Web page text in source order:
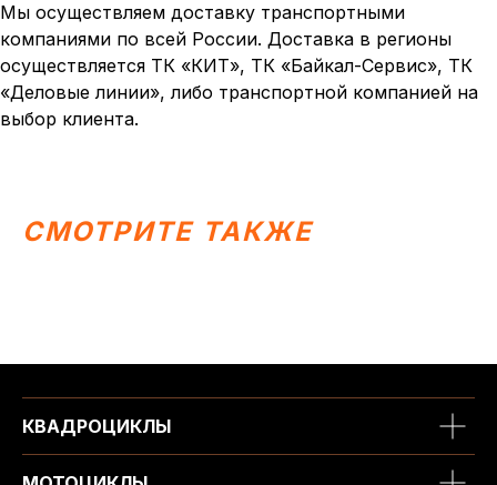
Мы осуществляем доставку транспортными
компаниями по всей России. Доставка в регионы
осуществляется ТК «КИТ», ТК «Байкал-Сервис», ТК
«Деловые линии», либо транспортной компанией на
выбор клиента.
СМОТРИТЕ ТАКЖЕ
КВАДРОЦИКЛЫ